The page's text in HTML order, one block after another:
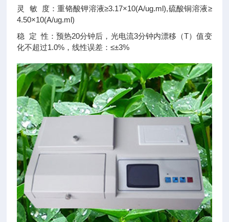
灵 敏 度：重铬酸钾溶液≥3.17×10(A/ug.ml),硫酸铜溶液≥
4.50×10(A/ug.ml)
稳 定 性：预热20分钟后，光电流3分钟内漂移（T）值变
化不超过1.0%，线性误差：≤±3%